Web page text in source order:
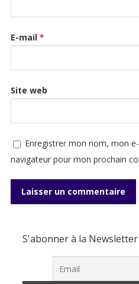
E-mail *
Site web
Enregistrer mon nom, mon
navigateur pour mon prochain
S'abonner à la Newsletter